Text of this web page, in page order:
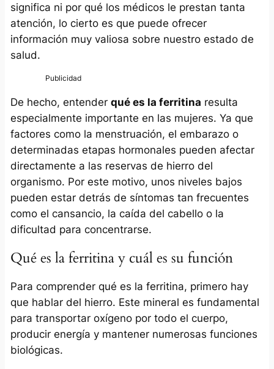
significa ni por qué los médicos le prestan tanta
atención, lo cierto es que puede ofrecer
información muy valiosa sobre nuestro estado de
salud.
De hecho, entender qué es la ferritina resulta
especialmente importante en las mujeres. Ya que
factores como la menstruación, el embarazo o
determinadas etapas hormonales pueden afectar
directamente a las reservas de hierro del
organismo. Por este motivo, unos niveles bajos
pueden estar detrás de síntomas tan frecuentes
como el cansancio, la caída del cabello o la
dificultad para concentrarse.
Qué es la ferritina y cuál es su función
Para comprender qué es la ferritina, primero hay
que hablar del hierro. Este mineral es fundamental
para transportar oxígeno por todo el cuerpo,
producir energía y mantener numerosas funciones
biológicas.